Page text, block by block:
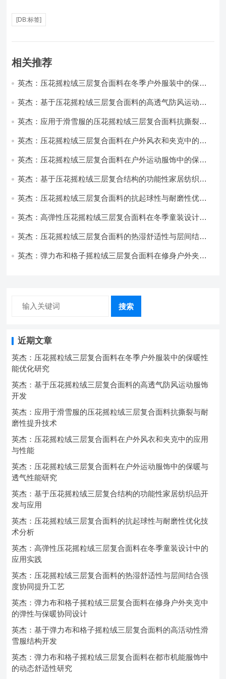
[DB:标签]
相关推荐
英杰：压花摇粒绒三层复合面料在冬季户外服装中的保暖
英杰：基于压花摇粒绒三层复合面料的高透气防风运动服
英杰：应用于滑雪服的压花摇粒绒三层复合面料抗撕裂与
英杰：压花摇粒绒三层复合面料在户外风衣和夹克中的应
英杰：压花摇粒绒三层复合面料在户外运动服饰中的保暖
英杰：基于压花摇粒绒三层复合结构的功能性家居纺织品
英杰：压花摇粒绒三层复合面料的抗起球性与耐磨性优化
英杰：高弹性压花摇粒绒三层复合面料在冬季童装设计中
英杰：压花摇粒绒三层复合面料的热湿舒适性与层间结合
英杰：弹力布和格子摇粒绒三层复合面料在修身户外夹克
搜索
近期文章
英杰：压花摇粒绒三层复合面料在冬季户外服装中的保暖性
能优化研究
英杰：基于压花摇粒绒三层复合面料的高透气防风运动服饰
开发
英杰：应用于滑雪服的压花摇粒绒三层复合面料抗撕裂与耐
磨性提升技术
英杰：压花摇粒绒三层复合面料在户外风衣和夹克中的应用
与性能
英杰：压花摇粒绒三层复合面料在户外运动服饰中的保暖与
透气性能研究
英杰：基于压花摇粒绒三层复合结构的功能性家居纺织品开
发与应用
英杰：压花摇粒绒三层复合面料的抗起球性与耐磨性优化技
术分析
英杰：高弹性压花摇粒绒三层复合面料在冬季童装设计中的
应用实践
英杰：压花摇粒绒三层复合面料的热湿舒适性与层间结合强
度协同提升工艺
英杰：弹力布和格子摇粒绒三层复合面料在修身户外夹克中
的弹性与保暖协同设计
英杰：基于弹力布和格子摇粒绒三层复合面料的高活动性滑
雪服结构开发
英杰：弹力布和格子摇粒绒三层复合面料在都市机能服饰中
的动态舒适性研究